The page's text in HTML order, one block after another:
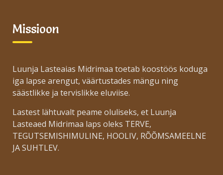
Missioon
Luunja Lasteaias Midrimaa toetab koostöös koduga
iga lapse arengut, väärtustades mängu ning
säästlikke ja tervislikke eluviise.
Lastest lähtuvalt peame oluliseks, et Luunja
Lasteaed Midrimaa laps oleks TERVE,
TEGUTSEMISHIMULINE, HOOLIV, RÕÕMSAMEELNE
JA SUHTLEV.